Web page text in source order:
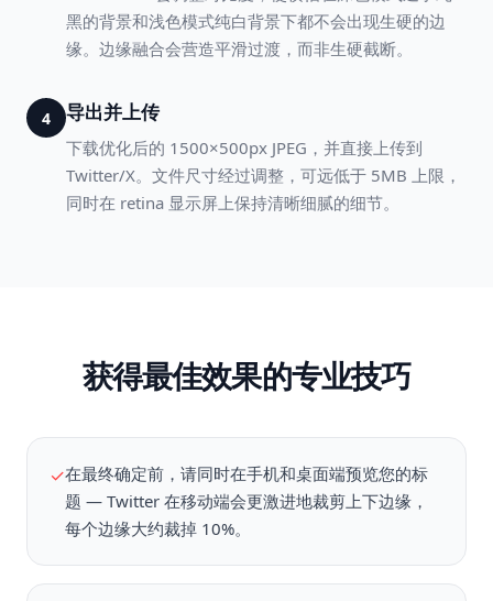
黑的背景和浅色模式纯白背景下都不会出现生硬的边
缘。边缘融合会营造平滑过渡，而非生硬截断。
4 导出并上传
下载优化后的 1500×500px JPEG，并直接上传到
Twitter/X。文件尺寸经过调整，可远低于 5MB 上限，
同时在 retina 显示屏上保持清晰细腻的细节。
获得最佳效果的专业技巧
✓在最终确定前，请同时在手机和桌面端预览您的标
题 — Twitter 在移动端会更激进地裁剪上下边缘，
每个边缘大约裁掉 10%。